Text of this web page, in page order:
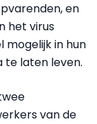
en
het virus
mogelijk in hun
te laten leven.
van de